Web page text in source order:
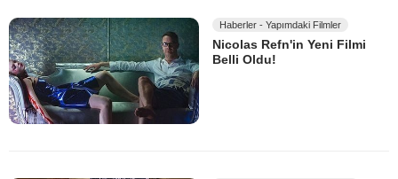
Haberler - Yapımdaki Filmler
Nicolas Refn'in Yeni Filmi
Belli Oldu!